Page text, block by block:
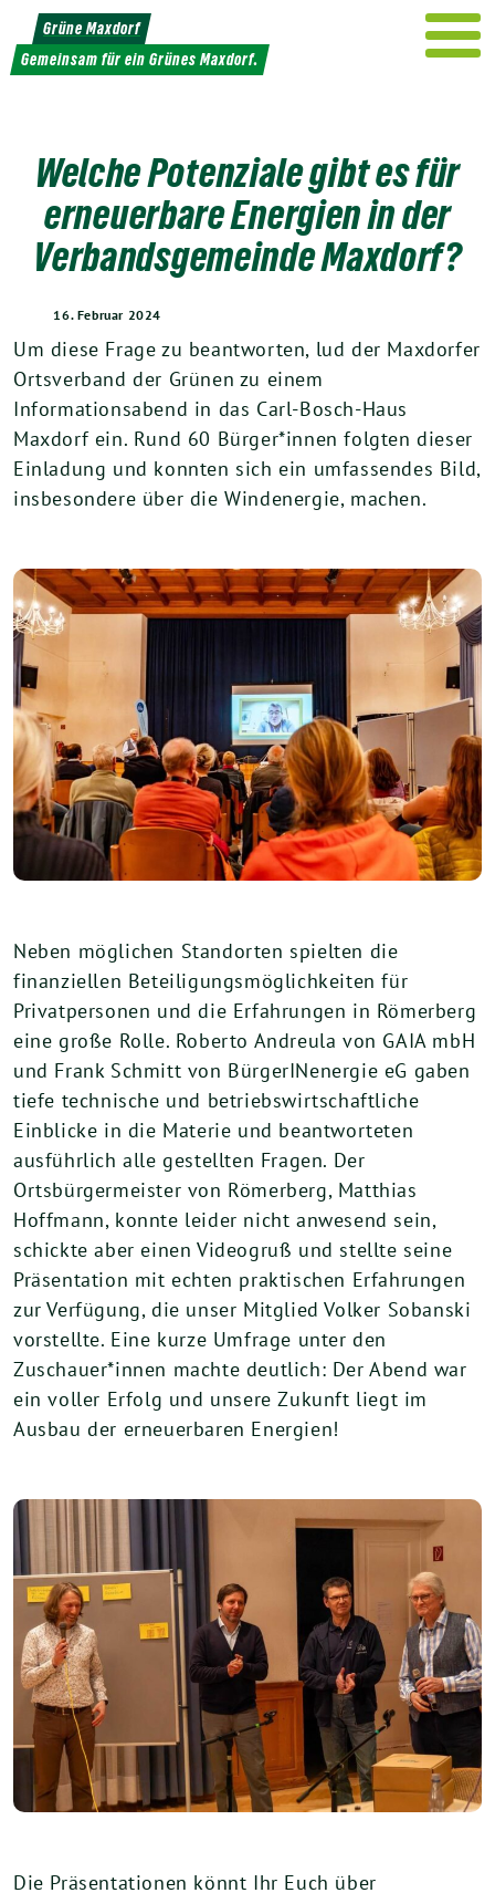
Weiter
zum
Inhalt
Grüne Maxdorf
Gemeinsam für ein Grünes Maxdorf.
Welche Potenziale gibt es für
erneuerbare Energien in der
Verbandsgemeinde Maxdorf?
16. Februar 2024
Um diese Frage zu beantworten, lud der Maxdorfer
Ortsverband der Grünen zu einem
Informationsabend in das Carl-Bosch-Haus
Maxdorf ein. Rund 60 Bürger*innen folgten dieser
Einladung und konnten sich ein umfassendes Bild,
insbesondere über die Windenergie, machen.
Neben möglichen Standorten spielten die
finanziellen Beteiligungsmöglichkeiten für
Privatpersonen und die Erfahrungen in Römerberg
eine große Rolle. Roberto Andreula von GAIA mbH
und Frank Schmitt von BürgerINenergie eG gaben
tiefe technische und betriebswirtschaftliche
Einblicke in die Materie und beantworteten
ausführlich alle gestellten Fragen. Der
Ortsbürgermeister von Römerberg, Matthias
Hoffmann, konnte leider nicht anwesend sein,
schickte aber einen Videogruß und stellte seine
Präsentation mit echten praktischen Erfahrungen
zur Verfügung, die unser Mitglied Volker Sobanski
vorstellte. Eine kurze Umfrage unter den
Zuschauer*innen machte deutlich: Der Abend war
ein voller Erfolg und unsere Zukunft liegt im
Ausbau der erneuerbaren Energien!
Die Präsentationen könnt Ihr Euch über